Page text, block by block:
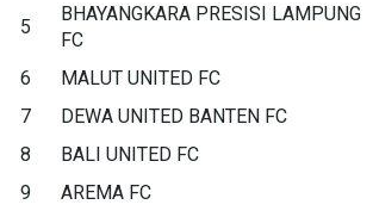
5
BHAYANGKARA PRESISI LAMPUNG
FC
6 MALUT UNITED FC
7
DEWA UNITED BANTEN FC
8
BALI UNITED FC
9
AREMA FC